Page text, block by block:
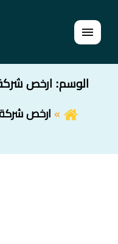
القائمة
الوسم: ارخص
ارخص